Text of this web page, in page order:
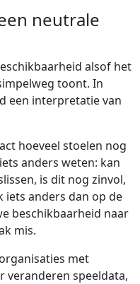
neutrale
alsof het
toont. In
een interpretatie van
hoeveel stoelen nog
anders weten: kan
is dit nog zinvol,
iets anders dan op de
beschikbaarheid naar
mis.
met
veranderen speeldata,